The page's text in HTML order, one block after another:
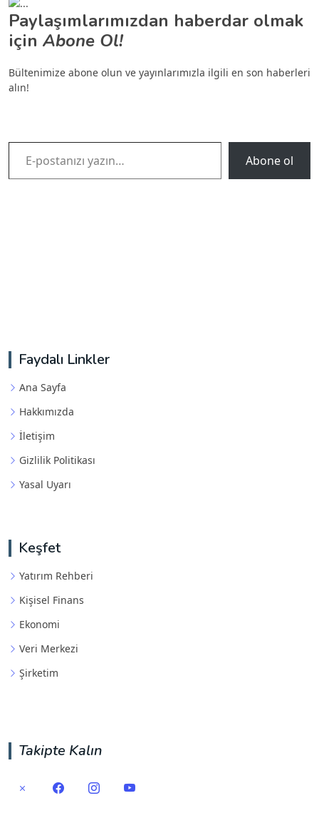
Paylaşımlarımızdan haberdar olmak
için Abone Ol!
Bültenimize abone olun ve yayınlarımızla ilgili en son haberleri
alın!
E-postanızı yazın…
Abone ol
Faydalı Linkler
Ana Sayfa
Hakkımızda
İletişim
Gizlilik Politikası
Yasal Uyarı
Keşfet
Yatırım Rehberi
Kişisel Finans
Ekonomi
Veri Merkezi
Şirketim
Takipte Kalın